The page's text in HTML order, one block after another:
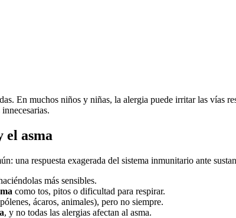
En muchos niños y niñas, la alergia puede irritar las vías
el asma
una respuesta exagerada del sistema inmunitario ante
más sensibles.
como tos, pitos o dificultad para respirar.
ácaros, animales), pero no siempre.
, y no todas las alergias afectan al asma.